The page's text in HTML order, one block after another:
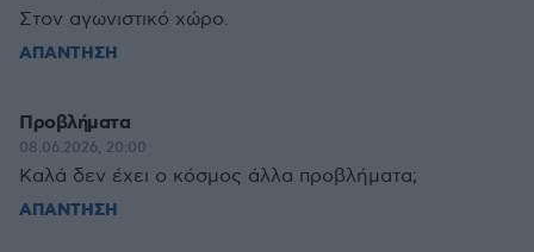
Στον αγωνιστικό χώρο.
ΑΠΑΝΤΗΣΗ
Προβλήματα
08.06.2026, 20:00
Καλά δεν έχει ο κόσμος άλλα προβλήματα;
ΑΠΑΝΤΗΣΗ